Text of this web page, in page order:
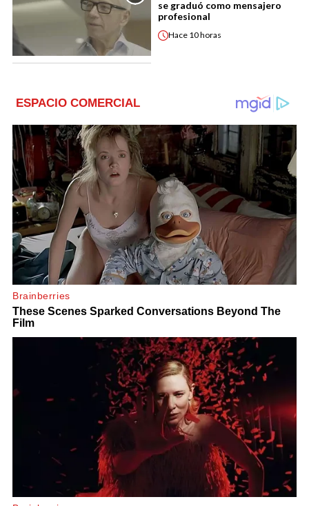
se graduó como mensajero
profesional
Hace 10 horas